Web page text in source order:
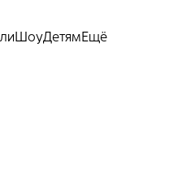
ШоуДетямЕщё